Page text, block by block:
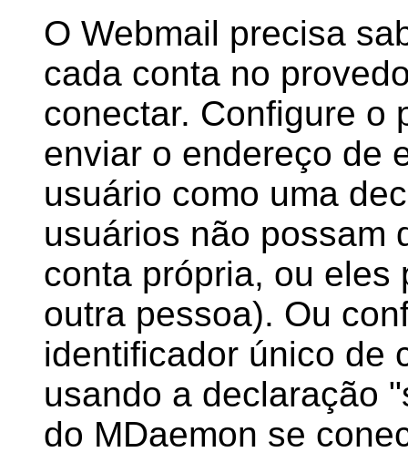
O Webmail precisa
cada conta no
conectar. Configure o
enviar o endereço de
usuário como uma
usuários não possam
conta própria, ou eles
outra pessoa). Ou
identificador único de
usando a declaração
do MDaemon se